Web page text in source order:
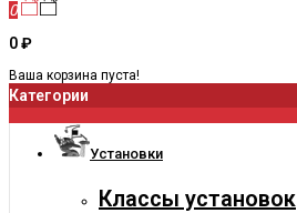
0
0 ₽
Ваша корзина пуста!
Категории
Установки
Классы установок